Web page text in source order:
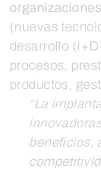
(nuevas
desarrollo
procesos,
productos,
“La
beneficios,